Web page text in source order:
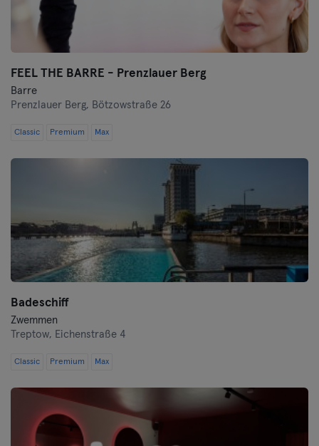
FEEL THE BARRE - Prenzlauer Berg
Barre
Prenzlauer Berg, Bötzowstraße 26
Classic Premium Max
Badeschiff
Zwemmen
Treptow, Eichenstraße 4
Classic Premium Max